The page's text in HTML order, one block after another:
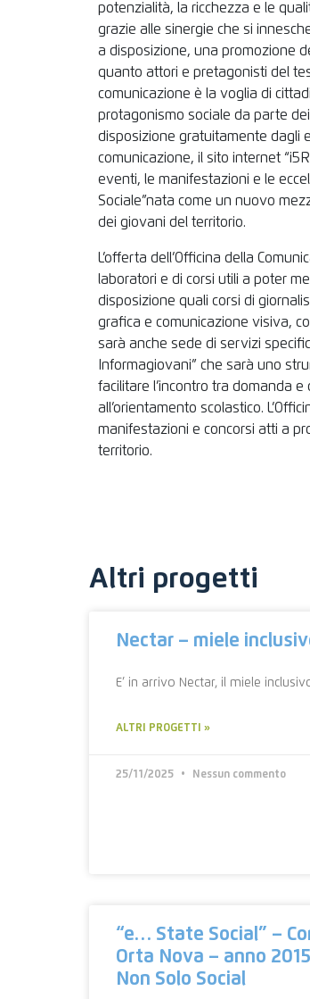
potenzialità, la ricchezza e le
grazie alle sinergie che si
a disposizione, una promozione
quanto attori e pretagonisti del
comunicazione è la voglia di
protagonismo sociale da parte
disposizione gratuitamente dagli
comunicazione, il sito internet
eventi, le manifestazioni e le
Sociale”nata come un nuovo
dei giovani del territorio.
L’offerta dell’Officina della
laboratori e di corsi utili a poter
disposizione quali corsi di
grafica e comunicazione visiva,
sarà anche sede di servizi
Informagiovani” che sarà uno
facilitare l’incontro tra domanda
all’orientamento scolastico.
manifestazioni e concorsi atti a
territorio.
Altri progetti
Nectar – miele
E’ in arrivo Nectar, il miele
ALTRI PROGETTI »
25/11/2025 Nessun commento
“e… State Social” –
Orta Nova – anno 2015
Non Solo Social